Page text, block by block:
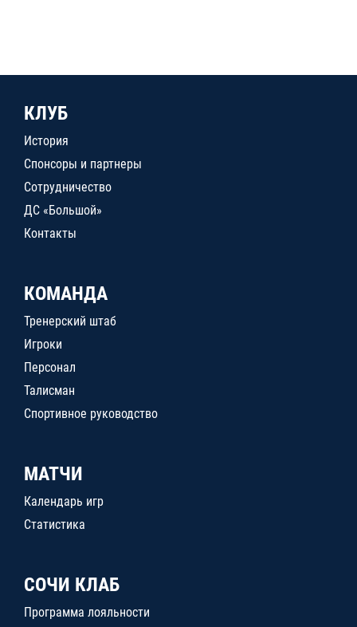
КЛУБ
История
Спонсоры и партнеры
Сотрудничество
ДС «Большой»
Контакты
КОМАНДА
Тренерский штаб
Игроки
Персонал
Талисман
Спортивное руководство
МАТЧИ
Календарь игр
Статистика
СОЧИ КЛАБ
Программа лояльности